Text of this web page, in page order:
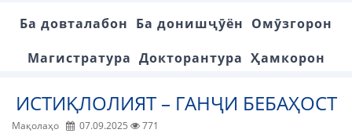
Ба довталабон Ба донишҷӯён Омӯзгорон
Магистратура Докторантура Ҳамкорон
ИСТИҚЛОЛИЯТ – ГАНҶИ БЕБАҲОСТ
Мақолаҳо 07.09.2025 771